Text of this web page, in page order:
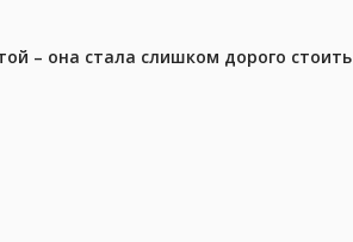
– она стала слишком дорого стоить